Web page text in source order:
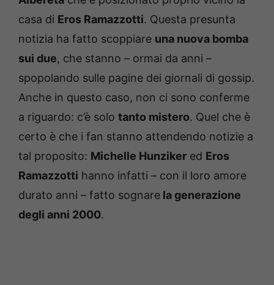
casa di Eros Ramazzotti. Questa presunta
notizia ha fatto scoppiare una nuova bomba
sui due, che stanno – ormai da anni –
spopolando sulle pagine dei giornali di gossip.
Anche in questo caso, non ci sono conferme
a riguardo: c’è solo tanto mistero. Quel che è
certo è che i fan stanno attendendo notizie a
tal proposito: Michelle Hunziker ed Eros
Ramazzotti hanno infatti – con il loro amore
durato anni – fatto sognare la generazione
degli anni 2000.